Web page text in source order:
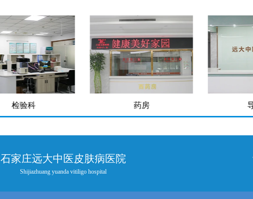
石家庄远大中医皮肤病医院
Shijiazhuang yuanda vitiligo hospital